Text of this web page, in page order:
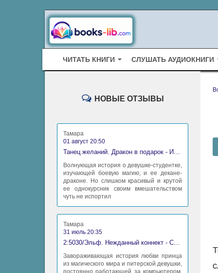
ЧИТАТЬ КНИГИ СЛУШАТЬ АУДИОКНИГИ
НОВЫЕ ОТЗЫВЫ
Тамара
01 август 20:50
Танец желаний. Дракон в подарок - Ирина Алексеева
Волнующая история о девушке-студентке,
изучающей боевую магию, и ее декане-
драконе. Но слишком красивый и крутой
ее однокурсник своим вмешательством
чуть не испортил
Тамара
31 июль 20:35
2:5030/Эльф. Нежданный коннект - Станислав Миков
Завораживающая история любви принца
из магического мира и питерской девушки,